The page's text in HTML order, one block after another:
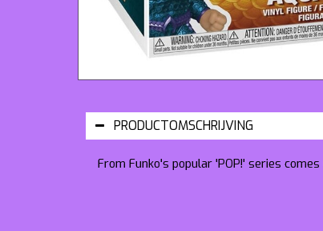
PRODUCTOMSCHRIJVING
From Funko's popular 'POP!' series